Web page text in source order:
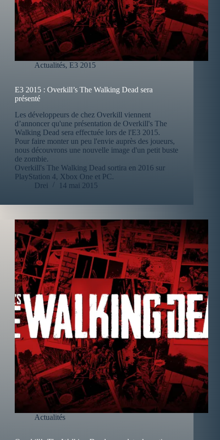
Actualités, E3 2015
E3 2015 : Overkill’s The Walking Dead sera
présenté
Les développeurs de chez Overkill viennent
d’annoncer qu'une présentation de Overkill's The
Walking Dead sera effectuée lors de l'E3 2015.
Pour faire monter un peu l'envie auprès des joueurs,
nous découvrons une nouvelle image d'un petit buste
de zombie.
Overkill's The Walking Dead sortira en 2016 sur
PlayStation 4, Xbox One et PC.
Drei
14 mai 2015
Actualités